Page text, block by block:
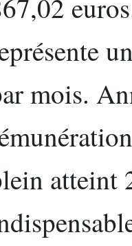
mois.
atteint